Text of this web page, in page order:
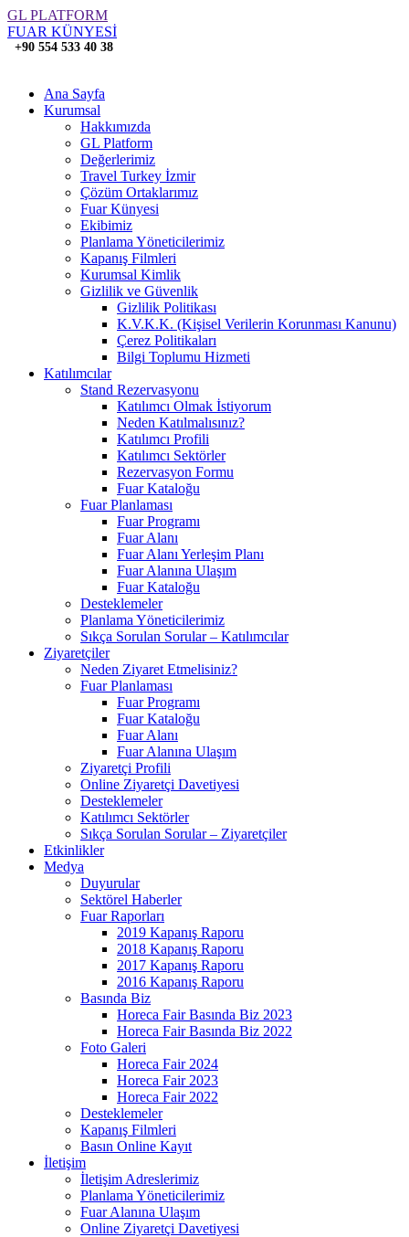
GL PLATFORM
FUAR KÜNYESİ
+90 554 533 40 38
Ana Sayfa
Kurumsal
Hakkımızda
GL Platform
Değerlerimiz
Travel Turkey İzmir
Çözüm Ortaklarımız
Fuar Künyesi
Ekibimiz
Planlama Yöneticilerimiz
Kapanış Filmleri
Kurumsal Kimlik
Gizlilik ve Güvenlik
Gizlilik Politikası
K.V.K.K. (Kişisel Verilerin Korunması Kanunu)
Çerez Politikaları
Bilgi Toplumu Hizmeti
Katılımcılar
Stand Rezervasyonu
Katılımcı Olmak İstiyorum
Neden Katılmalısınız?
Katılımcı Profili
Katılımcı Sektörler
Rezervasyon Formu
Fuar Kataloğu
Fuar Planlaması
Fuar Programı
Fuar Alanı
Fuar Alanı Yerleşim Planı
Fuar Alanına Ulaşım
Fuar Kataloğu
Desteklemeler
Planlama Yöneticilerimiz
Sıkça Sorulan Sorular – Katılımcılar
Ziyaretçiler
Neden Ziyaret Etmelisiniz?
Fuar Planlaması
Fuar Programı
Fuar Kataloğu
Fuar Alanı
Fuar Alanına Ulaşım
Ziyaretçi Profili
Online Ziyaretçi Davetiyesi
Desteklemeler
Katılımcı Sektörler
Sıkça Sorulan Sorular – Ziyaretçiler
Etkinlikler
Medya
Duyurular
Sektörel Haberler
Fuar Raporları
2019 Kapanış Raporu
2018 Kapanış Raporu
2017 Kapanış Raporu
2016 Kapanış Raporu
Basında Biz
Horeca Fair Basında Biz 2023
Horeca Fair Basında Biz 2022
Foto Galeri
Horeca Fair 2024
Horeca Fair 2023
Horeca Fair 2022
Desteklemeler
Kapanış Filmleri
Basın Online Kayıt
İletişim
İletişim Adreslerimiz
Planlama Yöneticilerimiz
Fuar Alanına Ulaşım
Online Ziyaretçi Davetiyesi